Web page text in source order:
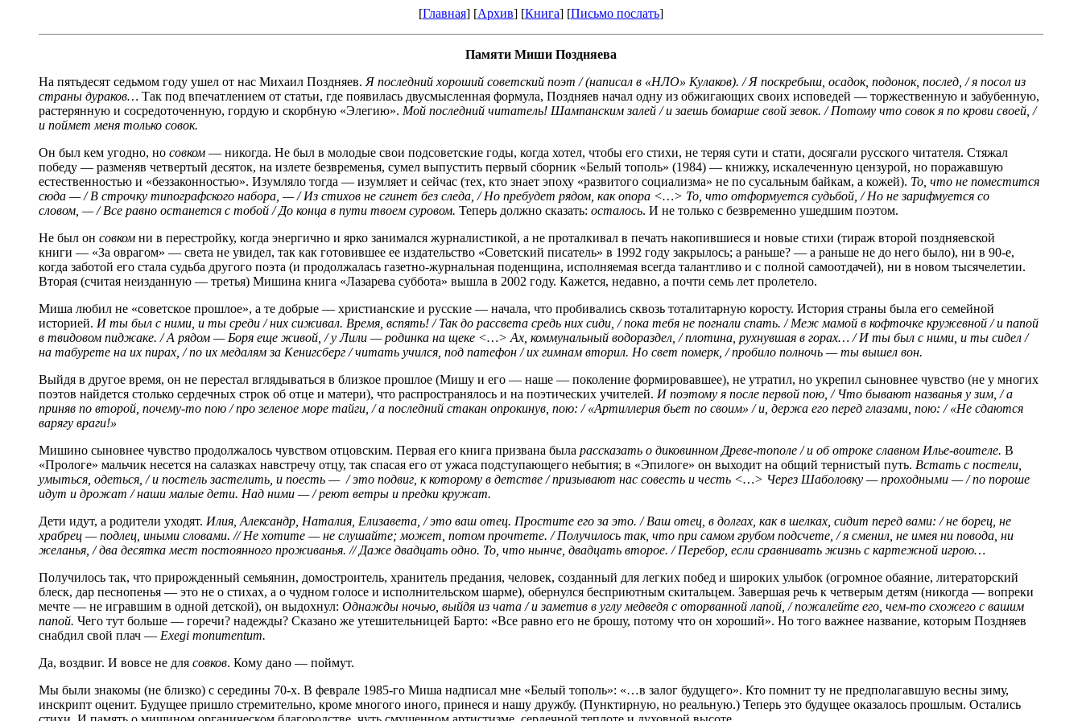
[Главная] [Архив] [Книга] [Письмо послать]
Памяти Миши Поздняева
На пятьдесят седьмом году ушел от нас Михаил Поздняев. Я последний хороший советский поэт / (написал в «НЛО» Кулаков). / Я поскребыш, осадок, подонок, послед, / я посол из
страны дураков… Так под впечатлением от статьи, где появилась двусмысленная формула, Поздняев начал одну из обжигающих своих исповедей — торжественную и забубенную,
растерянную и сосредоточенную, гордую и скорбную «Элегию». Мой последний читатель! Шампанским залей / и заешь бомарше свой зевок. / Потому что совок я по крови своей, /
и поймет меня только совок.
Он был кем угодно, но совком — никогда. Не был в молодые свои подсоветские годы, когда хотел, чтобы его стихи, не теряя сути и стати, досягали русского читателя. Стяжал
победу — разменяв четвертый десяток, на излете безвременья, сумел выпустить первый сборник «Белый тополь» (1984) — книжку, искалеченную цензурой, но поражавшую
естественностью и «беззаконностью». Изумляло тогда — изумляет и сейчас (тех, кто знает эпоху «развитого социализма» не по сусальным байкам, а кожей). То, что не поместится
сюда — / В строчку типографского набора, — / Из стихов не сгинет без следа, / Но пребудет рядом, как опора <…> То, что отформуется судьбой, / Но не зарифмуется со
словом, — / Все равно останется с тобой / До конца в пути твоем суровом. Теперь должно сказать: осталось. И не только с безвременно ушедшим поэтом.
Не был он совком ни в перестройку, когда энергично и ярко занимался журналистикой, а не проталкивал в печать накопившиеся и новые стихи (тираж второй поздняевской
книги — «За оврагом» — света не увидел, так как готовившее ее издательство «Советский писатель» в 1992 году закрылось; а раньше? — а раньше не до него было), ни в 90-е,
когда заботой его стала судьба другого поэта (и продолжалась газетно-журнальная поденщина, исполняемая всегда талантливо и с полной самоотдачей), ни в новом тысячелетии.
Вторая (считая неизданную — третья) Мишина книга «Лазарева суббота» вышла в 2002 году. Кажется, недавно, а почти семь лет пролетело.
Миша любил не «советское прошлое», а те добрые — христианские и русские — начала, что пробивались сквозь тоталитарную коросту. История страны была его семейной
историей. И ты был с ними, и ты среди / них сиживал. Время, вспять! / Так до рассвета средь них сиди, / пока тебя не погнали спать. / Меж мамой в кофточке кружевной / и папой
в твидовом пиджаке. / А рядом — Боря еще живой, / у Лили — родинка на щеке <…> Ах, коммунальный водораздел, / плотина, рухнувшая в горах… / И ты был с ними, и ты сидел /
на табурете на их пирах, / по их медалям за Кенигсберг / читать учился, под патефон / их гимнам вторил. Но свет померк, / пробило полночь — ты вышел вон.
Выйдя в другое время, он не перестал вглядываться в близкое прошлое (Мишу и его — наше — поколение формировавшее), не утратил, но укрепил сыновнее чувство (не у многих
поэтов найдется столько сердечных строк об отце и матери), что распространялось и на поэтических учителей. И поэтому я после первой пою, / Что бывают названья у зим, / а
приняв по второй, почему-то пою / про зеленое море тайги, / а последний стакан опрокинув, пою: / «Артиллерия бьет по своим» / и, держа его перед глазами, пою: / «Не сдаются
варягу враги!»
Мишино сыновнее чувство продолжалось чувством отцовским. Первая его книга призвана была рассказать о диковинном Древе-тополе / и об отроке славном Илье-воителе. В
«Прологе» мальчик несется на салазках навстречу отцу, так спасая его от ужаса подступающего небытия; в «Эпилоге» он выходит на общий тернистый путь. Встать с постели,
умыться, одеться, / и постель застелить, и поесть — / это подвиг, к которому в детстве / призывают нас совесть и честь <…> Через Шаболовку — проходными — / по пороше
идут и дрожат / наши малые дети. Над ними — / реют ветры и предки кружат.
Дети идут, а родители уходят. Илия, Александр, Наталия, Елизавета, / это ваш отец. Простите его за это. / Ваш отец, в долгах, как в шелках, сидит перед вами: / не борец, не
храбрец — подлец, иными словами. // Не хотите — не слушайте; может, потом прочтете. / Получилось так, что при самом грубом подсчете, / я сменил, не имея ни повода, ни
желанья, / два десятка мест постоянного проживанья. // Даже двадцать одно. То, что нынче, двадцать второе. / Перебор, если сравнивать жизнь с картежной игрою…
Получилось так, что прирожденный семьянин, домостроитель, хранитель предания, человек, созданный для легких побед и широких улыбок (огромное обаяние, литераторский
блеск, дар песнопенья — это не о стихах, а о чудном голосе и исполнительском шарме), обернулся бесприютным скитальцем. Завершая речь к четверым детям (никогда — вопреки
мечте — не игравшим в одной детской), он выдохнул: Однажды ночью, выйдя из чата / и заметив в углу медведя с оторванной лапой, / пожалейте его, чем-то схожего с вашим
папой. Чего тут больше — горечи? надежды? Сказано же утешительницей Барто: «Все равно его не брошу, потому что он хороший». Но того важнее название, которым Поздняев
снабдил свой плач — Exegi monumentum.
Да, воздвиг. И вовсе не для совков. Кому дано — поймут.
Мы были знакомы (не близко) с середины 70-х. В феврале 1985-го Миша надписал мне «Белый тополь»: «…в залог будущего». Кто помнит ту не предполагавшую весны зиму,
инскрипт оценит. Будущее пришло стремительно, кроме многого иного, принеся и нашу дружбу. (Пунктирную, но реальную.) Теперь это будущее оказалось прошлым. Остались